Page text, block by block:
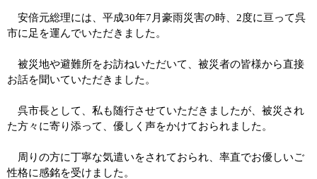
安倍元総理には、平成30年7月豪雨災害の時、2度に亘って呉
市に足を運んでいただきました。
被災地や避難所をお訪ねいただいて、被災者の皆様から直接
お話を聞いていただきました。
呉市長として、私も随行させていただきましたが、被災され
た方々に寄り添って、優しく声をかけておられました。
周りの方に丁寧な気遣いをされておられ、率直でお優しいご
性格に感銘を受けました。